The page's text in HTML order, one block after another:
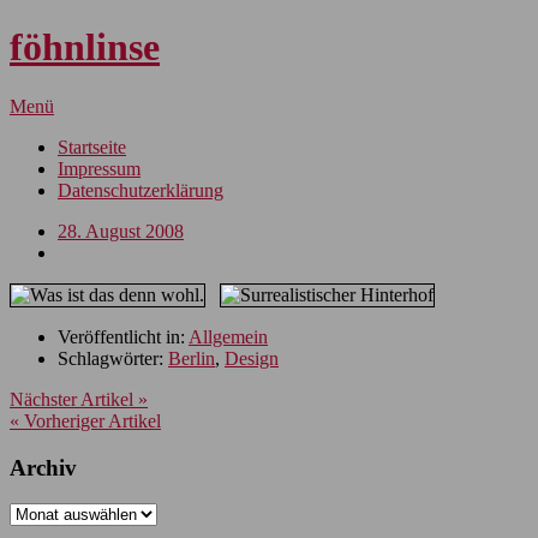
föhnlinse
Menü
Startseite
Impressum
Datenschutzerklärung
28. August 2008
Veröffentlicht in: Allgemein
Schlagwörter: Berlin, Design
Nächster Artikel »
« Vorheriger Artikel
Archiv
Archiv